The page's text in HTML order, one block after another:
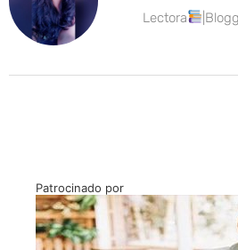
Lectora
Patrocinado por